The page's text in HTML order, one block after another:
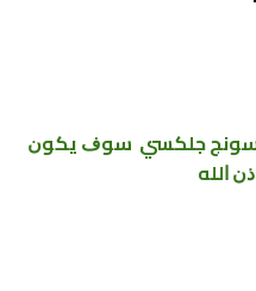
ﺟﻠﻜﺴﻲ ﺳﻮﻑ ﻳﻜﻮﻥ
ﺍﻟﻠﻪ